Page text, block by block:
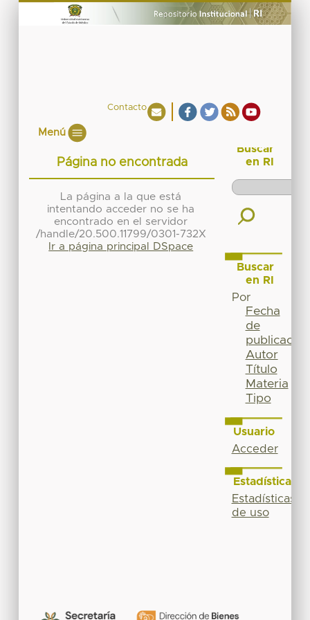
Contacto
Menú
Página no encontrada
La página a la que está
intentando acceder no se ha
encontrado en el servidor
/handle/20.500.11799/0301-732X
Ir a página principal DSpace
Buscar
en RI
Buscar
en RI
Por
Fecha
de
publicación
Autor
Título
Materia
Tipo
Usuario
Acceder
Estadísticas
Estadísticas
de uso